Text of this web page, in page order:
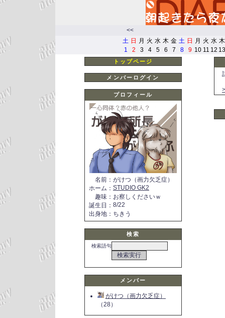
<<
土 日 月 火 水 木 金 土 日 月 火 水 木
1
2 3 4 5 6 7 8 9 10 11 12 13
トップページ
メンバーログイン
プロフィール
名前 ： がけつ（画力欠乏症）
ホーム ： STUDIO GK2
趣味 ： お察しくださいｗ
誕生日 ： 8/22
出身地 ： ちきう
検索
検索語句
メンバー
がけつ（画力欠乏症）
（28）